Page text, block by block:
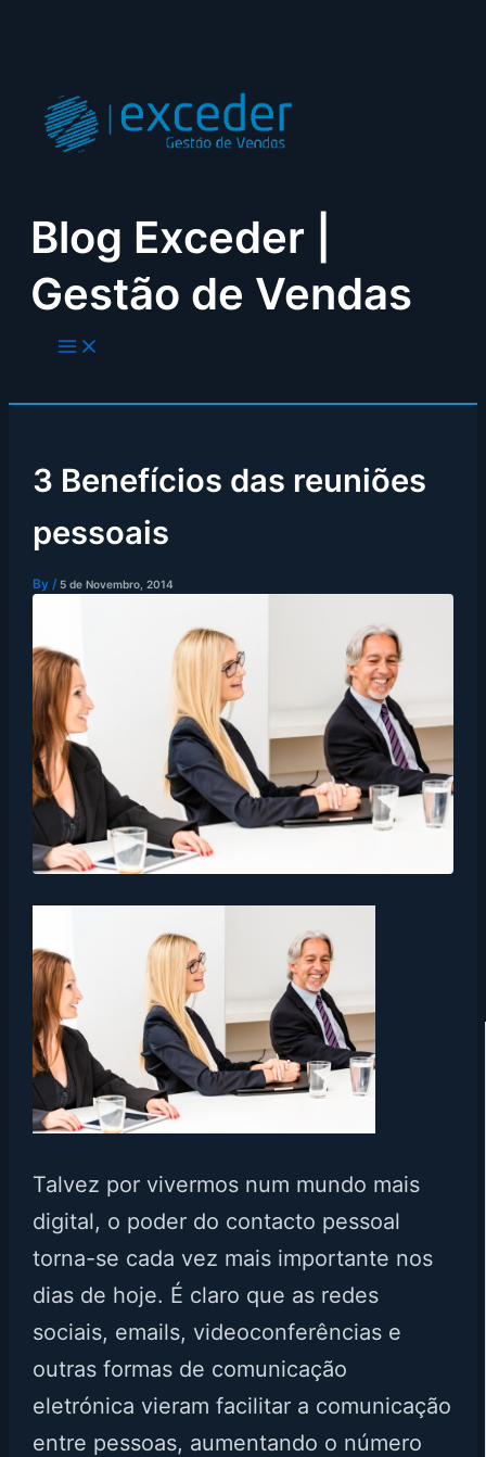
Blog Exceder |
Gestão de Vendas
3 Benefícios das reuniões
pessoais
By/5 de Novembro, 2014
Talvez por vivermos num mundo mais
digital, o poder do contacto pessoal
torna-se cada vez mais importante nos
dias de hoje. É claro que as redes
sociais, emails, videoconferências e
outras formas de comunicação
eletrónica vieram facilitar a comunicação
entre pessoas, aumentando o número